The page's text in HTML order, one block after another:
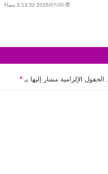
2026/07/30 3:13:32 مساءً
الحقول الإلزامية مشار إليها بـ *